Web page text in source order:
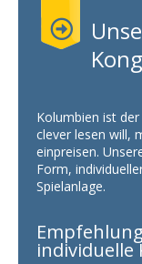
Kolumbien ist
clever lesen will,
einpreisen.
Form,
Spielanlage.
individuelle